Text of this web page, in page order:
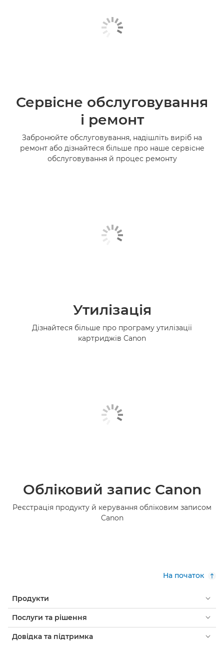
Сервісне обслуговування
і ремонт
Забронюйте обслуговування, надішліть виріб на
ремонт або дізнайтеся більше про наше сервісне
обслуговування й процес ремонту
Утилізація
Дізнайтеся більше про програму утилізації
картриджів Canon
Обліковий запис Canon
Реєстрація продукту й керування обліковим записом
Canon
На початок
Продукти
Послуги та рішення
Довідка та підтримка